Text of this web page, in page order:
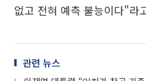
없고 전혀 예측 불능이다"라
관련 뉴스